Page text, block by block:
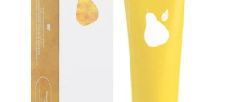
Характеристики